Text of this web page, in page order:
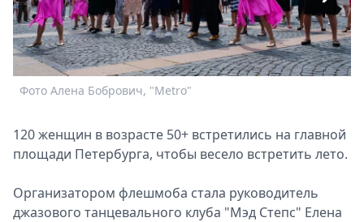
Стримы
Спецпроекты
Звезды
Выборы
2026
Фото Алена Бобрович, "Metro"
120 женщин в возрасте 50+ встретились на главной
площади Петербурга, чтобы весело встретить лето.
Организатором флешмоба стала руководитель
джазового танцевального клуба "Мэд Степс" Елена